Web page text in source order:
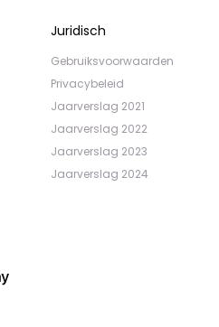
Juridisch
Gebruiksvoorwaarden
Privacybeleid
Jaarverslag 2021
Jaarverslag 2022
Jaarverslag 2023
Jaarverslag 2024